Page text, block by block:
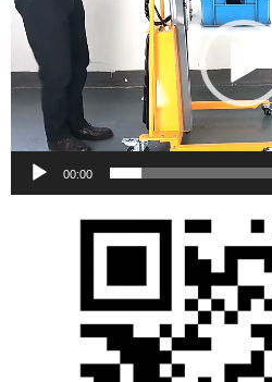
วิดีโอ
00:00